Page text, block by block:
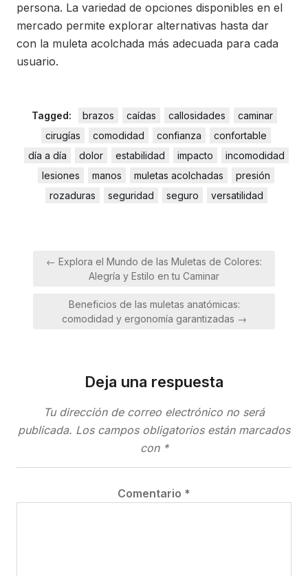
persona. La variedad de opciones disponibles en el
mercado permite explorar alternativas hasta dar
con la muleta acolchada más adecuada para cada
usuario.
Tagged: brazos caídas callosidades
caminar
cirugías
comodidad confianza
confortable
día a día
dolor estabilidad impacto
incomodidad
lesiones
manos muletas acolchadas
presión
rozaduras
seguridad seguro versatilidad
Navegación
← Explora el Mundo de las Muletas de Colores:
Alegría y Estilo en tu Caminar
Beneficios de las muletas anatómicas:
comodidad y ergonomía garantizadas →
Deja una respuesta
Tu dirección de correo electrónico no será
publicada. Los campos obligatorios están marcados
con *
Comentario *